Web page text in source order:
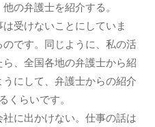
の弁護士を紹介する。
受けないことにしていま
です。同じように、私の活
、全国各地の弁護士から紹
にして、弁護士からの紹介
くらいです。
に出かけない。仕事の話は